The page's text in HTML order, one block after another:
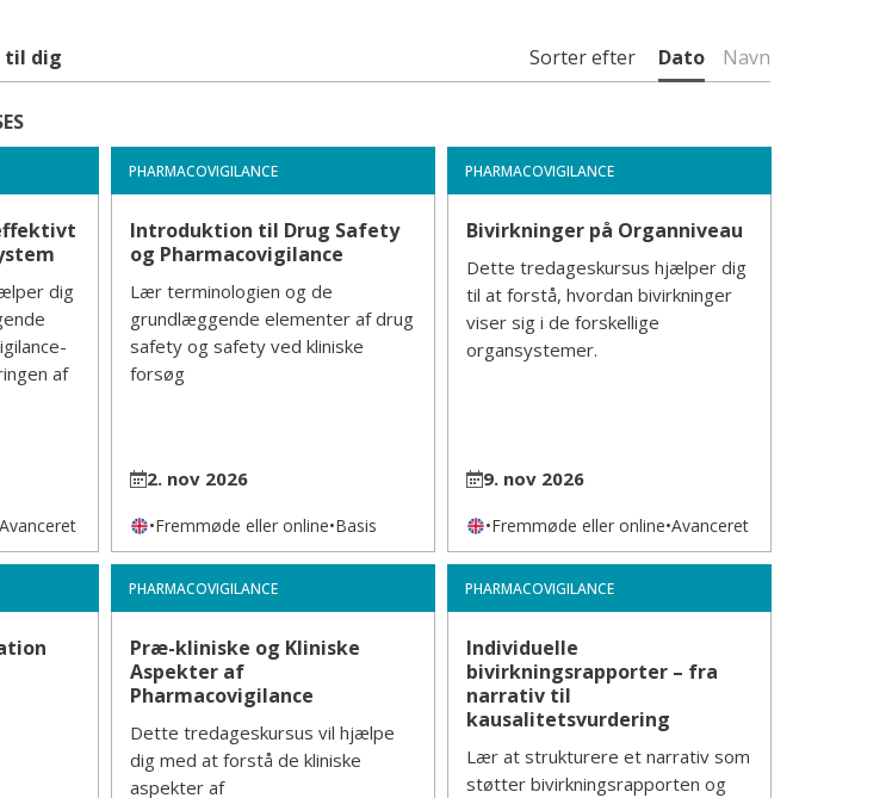
til dig Sorter efter Dato Navn
dig
af
Avanceret
PHARMACOVIGILANCE
Introduktion til Drug Safety
og Pharmacovigilance
Lær terminologien og de
grundlæggende elementer af drug
safety og safety ved kliniske
forsøg
2. nov 2026
•Fremmøde eller online•Basis
PHARMACOVIGILANCE
Bivirkninger på Organniveau
Dette tredageskursus hjælper dig
til at forstå, hvordan bivirkninger
viser sig i de forskellige
organsystemer.
9. nov 2026
•Fremmøde eller online•Avanceret
PHARMACOVIGILANCE
Præ-kliniske og Kliniske
Aspekter af
Pharmacovigilance
Dette tredageskursus vil hjælpe
dig med at forstå de kliniske
aspekter af
PHARMACOVIGILANCE
Individuelle
bivirkningsrapporter – fra
narrativ til
kausalitetsvurdering
Lær at strukturere et narrativ som
støtter bivirkningsrapporten og